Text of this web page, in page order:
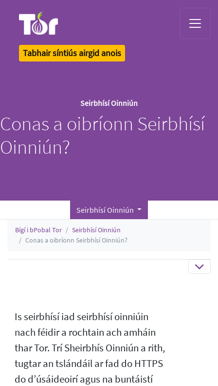
Tabhair síntiús airgid anois
Seirbhísí Oinniún
Conas a oibríonn Seirbhísí
Oinniún?
Seirbhísí Oinniún
Bígí i bPobal Tor
Seirbhísí Oinniún
Conas a oibríonn Seirbhísí Oinniún?
Is seirbhísí iad seirbhísí oinniúin
nach féidir a rochtain ach amháin
thar Tor. Trí Sheirbhís Oinniún a rith,
tugtar an tslándáil ar fad do HTTPS
do d’úsáideoirí agus na buntáistí